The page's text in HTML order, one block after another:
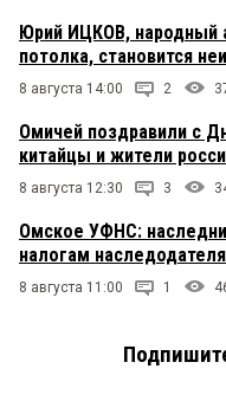
Юрий ИЦКОВ, народный
потолка, становится
8 августа 14:00 2
Омичей поздравили с
китайцы и жители
8 августа 12:30 3
Омское УФНС:
налогам наследодателя
8 августа 11:00 1